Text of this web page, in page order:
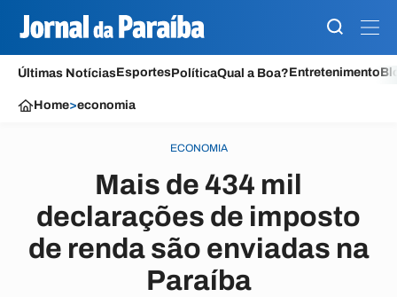
Últimas NotíciasEsportesPolíticaQual a Boa?Entretenimento
Home>economia
ECONOMIA
Mais de 434 mil
declarações de imposto
de renda são enviadas na
Paraíba